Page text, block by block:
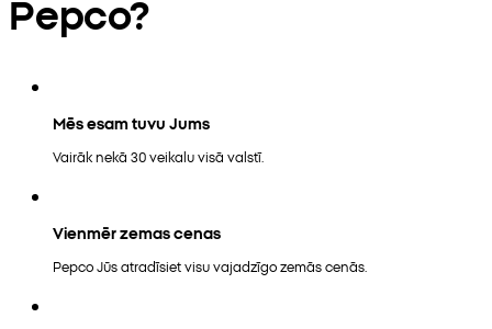
Pepco?
Mēs esam tuvu Jums
Vairāk nekā 30 veikalu visā valstī.
Vienmēr zemas cenas
Pepco Jūs atradīsiet visu vajadzīgo zemās cenās.